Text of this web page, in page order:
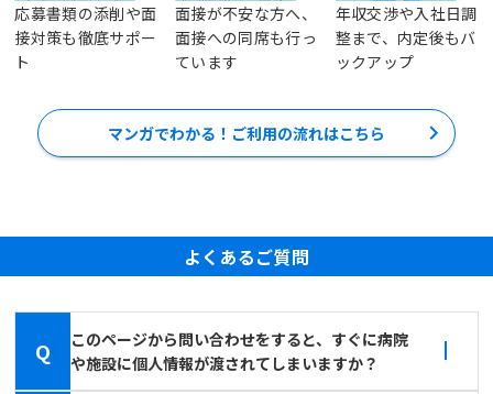
応募書類の添削や面
接対策も徹底サポー
ト
面接が不安な方へ、
面接への同席も行っ
ています
年収交渉や入社日調
整まで、内定後もバ
ックアップ
マンガでわかる！ご利用の流れはこちら
よくあるご質問
Q
このページから問い合わせをすると、すぐに病院
や施設に個人情報が渡されてしまいますか？